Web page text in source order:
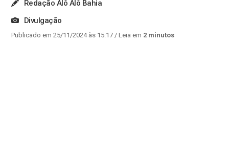
Redação Alô Alô Bahia
Divulgação
Publicado em 25/11/2024 às 15:17/ Leia em 2 minutos